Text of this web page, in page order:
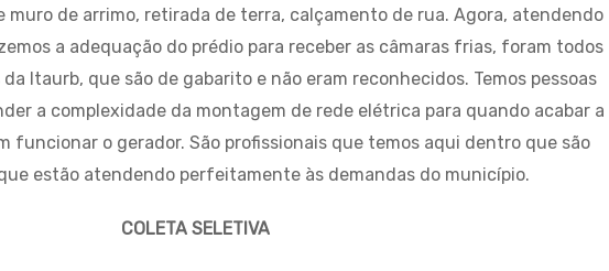
muro de arrimo, retirada de terra, calçamento de rua. Agora, atendendo
a adequação do prédio para receber as câmaras frias, foram todos
Itaurb, que são de gabarito e não eram reconhecidos. Temos pessoas
a complexidade da montagem de rede elétrica para quando acabar a
funcionar o gerador. São profissionais que temos aqui dentro que são
estão atendendo perfeitamente às demandas do município.
COLETA SELETIVA